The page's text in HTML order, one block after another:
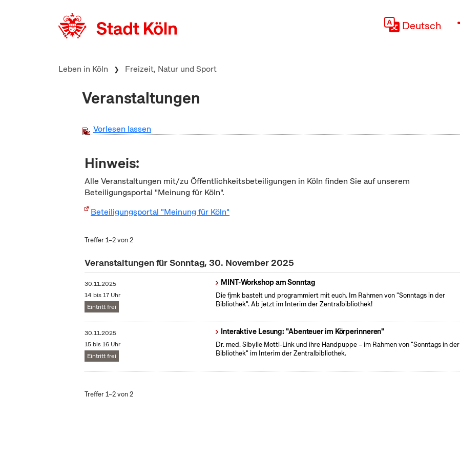
Deutsch
Leben in Köln Freizeit, Natur und Sport
Veranstaltungen
Vorlesen lassen
Hinweis:
Alle Veranstaltungen mit/zu Öffentlichkeitsbeteiligungen in Köln finden Sie auf unserem
Beteiligungsportal "Meinung für Köln".
Beteiligungsportal "Meinung für Köln"
Treffer 1–2 von 2
Veranstaltungen für Sonntag, 30. November 2025
30.11.2025
14 bis 17 Uhr
Eintritt frei
MINT-Workshop am Sonntag
Die fjmk bastelt und programmiert mit euch. Im Rahmen von "Sonntags in der
Bibliothek". Ab jetzt im Interim der Zentralbibliothek!
30.11.2025
15 bis 16 Uhr
Eintritt frei
Interaktive Lesung: "Abenteuer im Körperinneren"
Dr. med. Sibylle Mottl-Link und ihre Handpuppe – im Rahmen von "Sonntags in der
Bibliothek" im Interim der Zentralbibliothek.
Treffer 1–2 von 2